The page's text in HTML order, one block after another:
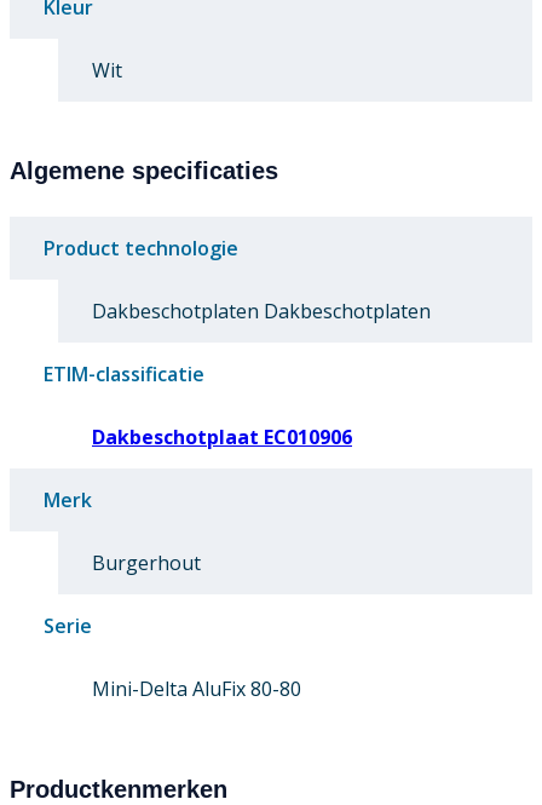
Kleur
Wit
Algemene specificaties
Product technologie
Dakbeschotplaten Dakbeschotplaten
ETIM-classificatie
Dakbeschotplaat EC010906
Merk
Burgerhout
Serie
Mini-Delta AluFix 80-80
Productkenmerken